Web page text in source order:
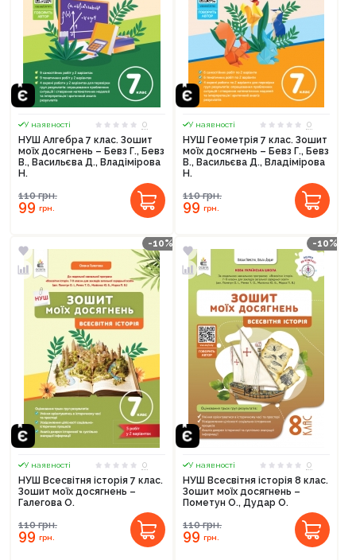
У наявності
0
НУШ Алгебра 7 клас. Зошит
моїх досягнень – Бевз Г., Бевз
В., Васильєва Д., Владімірова
Н.
110грн.
99 грн.
У наявності
0
НУШ Геометрія 7 клас. Зошит
моїх досягнень – Бевз Г., Бевз
В., Васильєва Д., Владімірова
Н.
110грн.
99 грн.
-10%
У наявності
0
НУШ Всесвітня історія 7 клас.
Зошит моїх досягнень –
Галегова О.
110грн.
99 грн.
-10%
У наявності
0
НУШ Вcесвітня історія 8 клас.
Зошит моїх досягнень –
Пометун О., Дудар О.
110грн.
99 грн.